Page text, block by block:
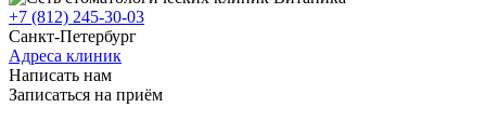
+7 (812) 245-30-03
Санкт-Петербург
Адреса клиник
Написать нам
Записаться на приём